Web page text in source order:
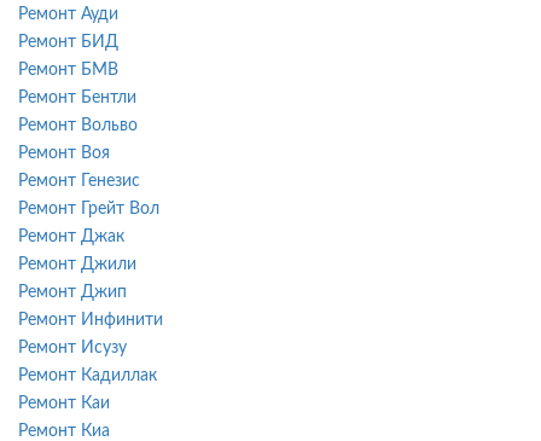
Ремонт Ауди
Ремонт БИД
Ремонт БМВ
Ремонт Бентли
Ремонт Вольво
Ремонт Воя
Ремонт Генезис
Ремонт Грейт Вол
Ремонт Джак
Ремонт Джили
Ремонт Джип
Ремонт Инфинити
Ремонт Исузу
Ремонт Кадиллак
Ремонт Каи
Ремонт Киа